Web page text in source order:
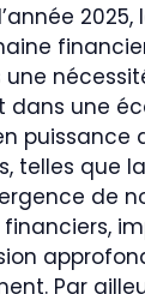
une
dans une
puissance
telles que
de
Par